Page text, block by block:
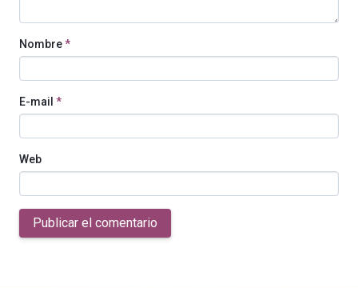
Nombre*
E-mail *
Web
Publicar el comentario